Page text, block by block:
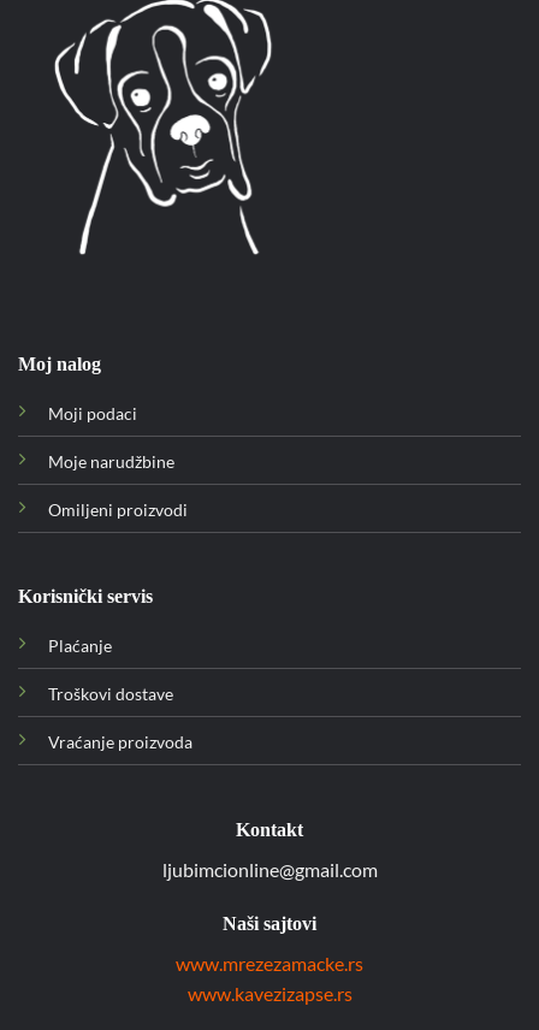
Moj nalog
Moji podaci
Moje narudžbine
Omiljeni proizvodi
Korisnički servis
Plaćanje
Troškovi dostave
Vraćanje proizvoda
Kontakt
ljubimcionline@gmail.com
Naši sajtovi
www.mrezezamacke.rs
www.kavezizapse.rs